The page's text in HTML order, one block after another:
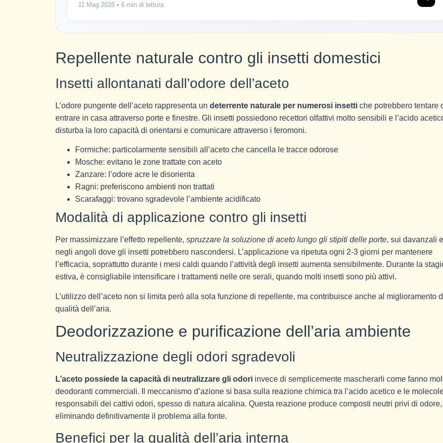
11 Mag 2026 • 6 min di lettura
Repellente naturale contro gli insetti domestici
Insetti allontanati dall’odore dell’aceto
L’odore pungente dell’aceto rappresenta un deterrente naturale per numerosi insetti che potrebbero tentare
entrare in casa attraverso porte e finestre. Gli insetti possiedono recettori olfattivi molto sensibili e l’acido
disturba la loro capacità di orientarsi e comunicare attraverso i feromoni.
Formiche: particolarmente sensibili all’aceto che cancella le tracce odorose
Mosche: evitano le zone trattate con aceto
Zanzare: l’odore acre le disorienta
Ragni: preferiscono ambienti non trattati
Scarafaggi: trovano sgradevole l’ambiente acidificato
Modalità di applicazione contro gli insetti
Per massimizzare l’effetto repellente, spruzzare la soluzione di aceto lungo gli stipiti delle porte, sui davanzali e
negli angoli dove gli insetti potrebbero nascondersi. L’applicazione va ripetuta ogni 2-3 giorni per mantenere
l’efficacia, soprattutto durante i mesi caldi quando l’attività degli insetti aumenta sensibilmente. Durante la
estiva, è consigliabile intensificare i trattamenti nelle ore serali, quando molti insetti sono più attivi.
L’utilizzo dell’aceto non si limita però alla sola funzione di repellente, ma contribuisce anche al miglioramento
qualità dell’aria.
Deodorizzazione e purificazione dell’aria ambiente
Neutralizzazione degli odori sgradevoli
L’aceto possiede la capacità di neutralizzare gli odori invece di semplicemente mascherarli come fanno
deodoranti commerciali. Il meccanismo d’azione si basa sulla reazione chimica tra l’acido acetico e le
responsabili dei cattivi odori, spesso di natura alcalina. Questa reazione produce composti neutri privi di odore,
eliminando definitivamente il problema alla fonte.
Benefici per la qualità dell’aria interna